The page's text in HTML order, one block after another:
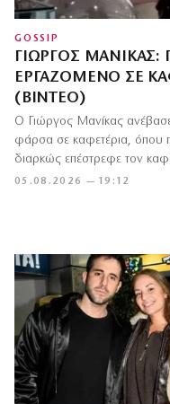
GOSSIP
ΓΙΏΡΓΟΣ ΜΑΝΊΚΑΣ:
ΕΡΓΑΖΌΜΕΝΟ ΣΕ
(ΒΊΝΤΕΟ)
05.08.2026 — 19:12
Ο Γιώργος Μανίκας ανέβασε
φάρσα σε καφετέρια, όπου
διαρκώς επέστρεφε τον